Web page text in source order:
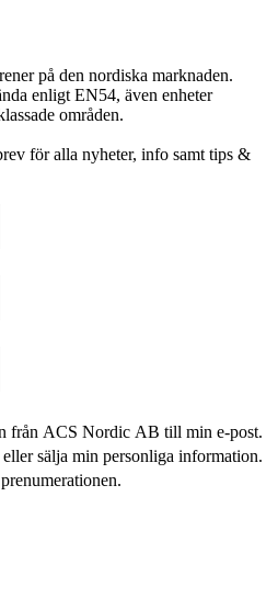
på den nordiska marknaden.
enligt EN54, även enheter
områden.
för alla nyheter, info samt tips &
från ACS Nordic AB till min e-post.
sälja min personliga information.